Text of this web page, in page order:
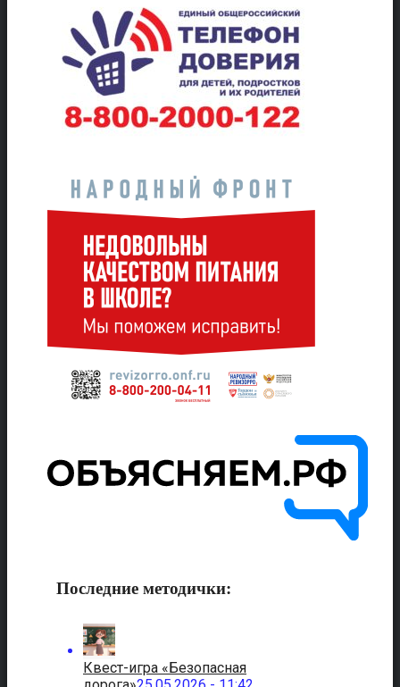
Последние методички:
Квест-игра «Безопасная